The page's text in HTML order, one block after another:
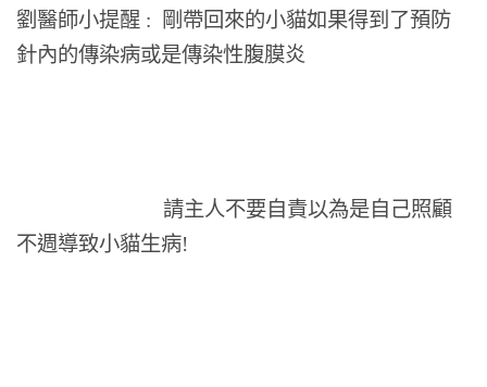
劉醫師小提醒 : 剛帶回來的小貓如果得到了預防
針內的傳染病或是傳染性腹膜炎
請主人不要自責以為是自己照顧
不週導致小貓生病!